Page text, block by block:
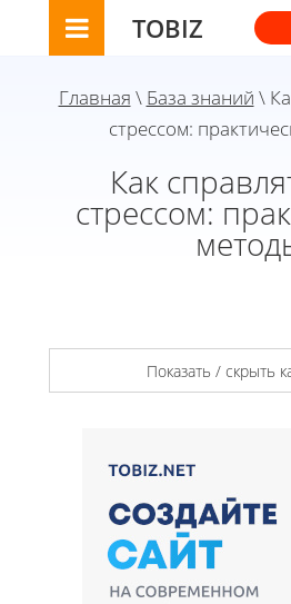
TOBIZ
Главная \ База знаний \
стрессом:
Как
стрессом:
Показать / скрыть